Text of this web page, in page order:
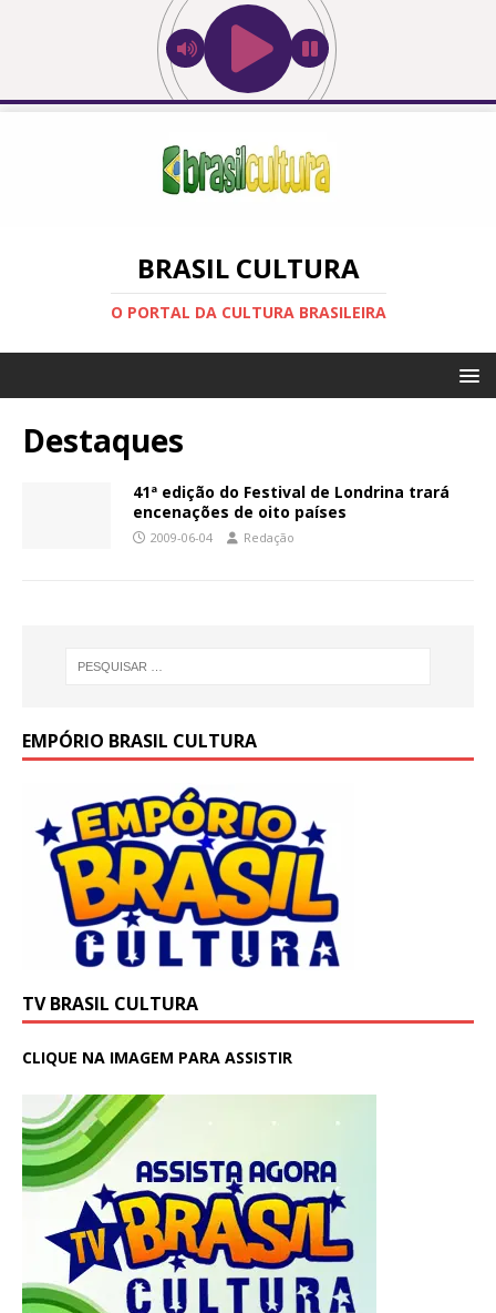
BRASIL CULTURA
O PORTAL DA CULTURA BRASILEIRA
Destaques
41ª edição do Festival de Londrina trará
encenações de oito países
2009-06-04 Redação
EMPÓRIO BRASIL CULTURA
TV BRASIL CULTURA
CLIQUE NA IMAGEM PARA ASSISTIR